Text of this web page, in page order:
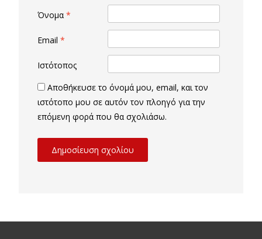
Όνομα *
Email *
Ιστότοπος
Αποθήκευσε το όνομά μου, email, και τον
ιστότοπο μου σε αυτόν τον πλοηγό για την
επόμενη φορά που θα σχολιάσω.